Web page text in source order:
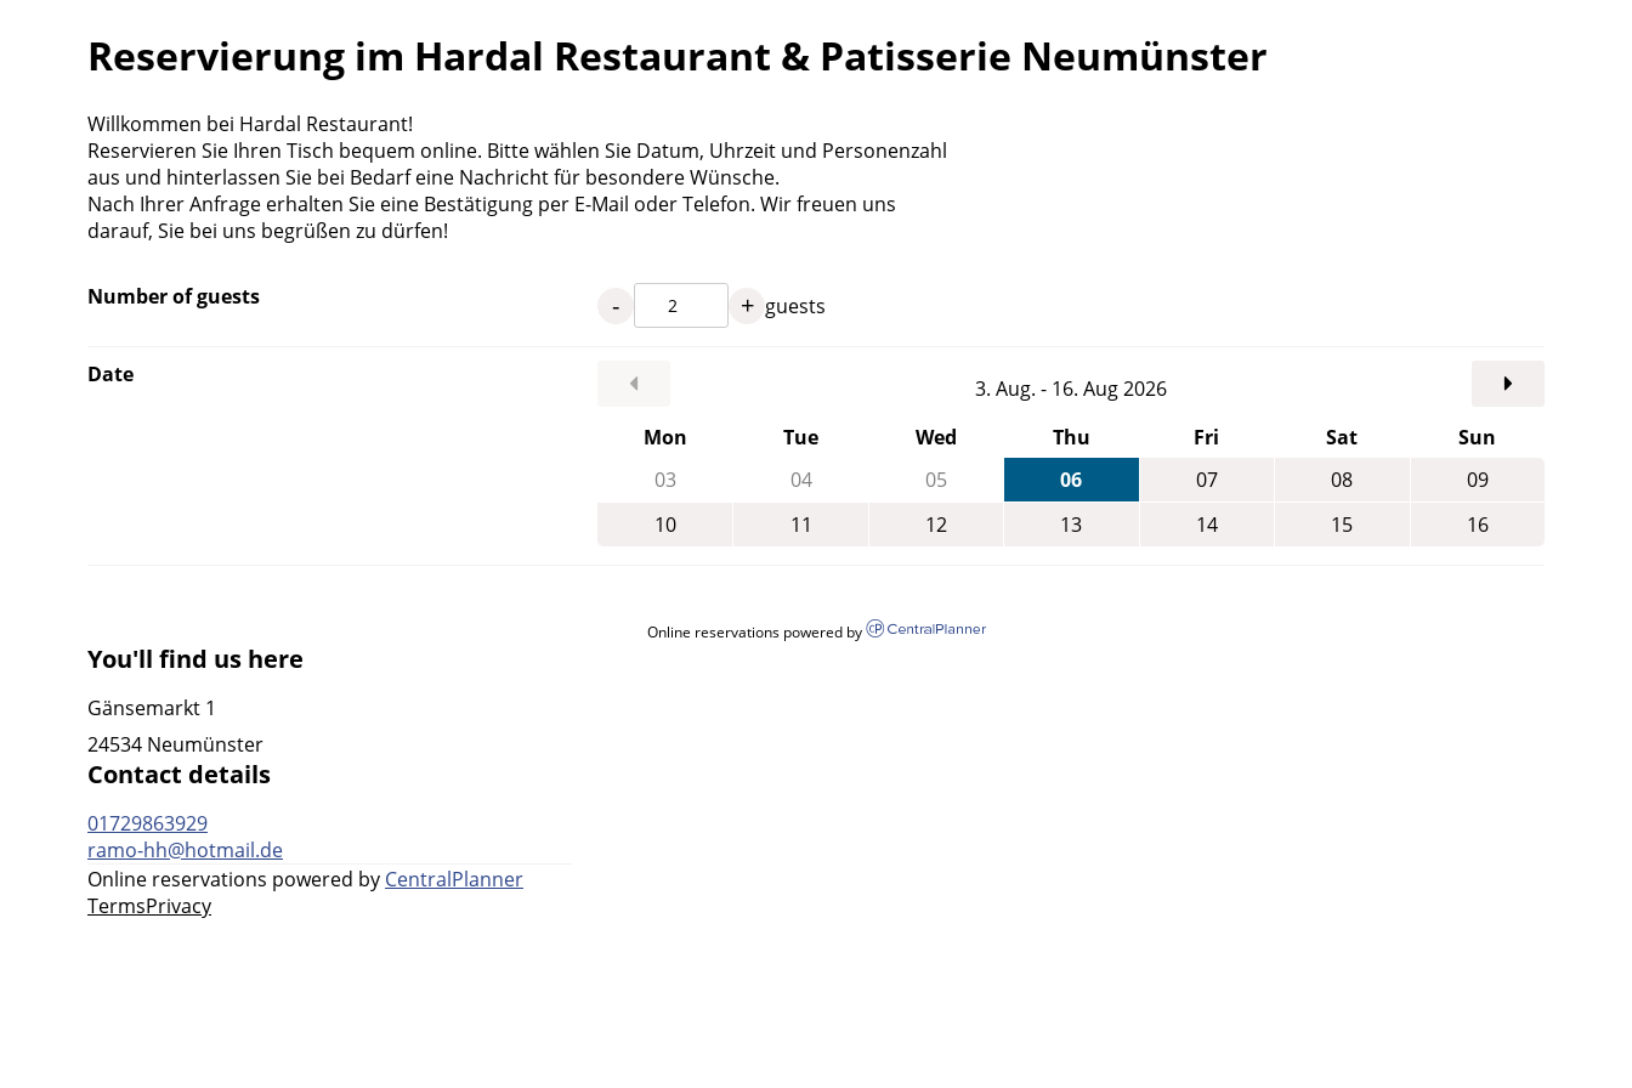
Reservierung im Hardal Restaurant & Patisserie Neumünster
Willkommen bei Hardal Restaurant!
Reservieren Sie Ihren Tisch bequem online. Bitte wählen Sie Datum, Uhrzeit und Personenzahl
aus und hinterlassen Sie bei Bedarf eine Nachricht für besondere Wünsche.
Nach Ihrer Anfrage erhalten Sie eine Bestätigung per E-Mail oder Telefon. Wir freuen uns
darauf, Sie bei uns begrüßen zu dürfen!
Number of guests - + guests
Date
3. Aug. - 16. Aug 2026
Mon
Tue Wed Thu Fri Sat
Sun
03
04 05 06 07 08
09
10
11 12 13 14 15 16
Online reservations powered by
You'll find us here
Gänsemarkt 1
24534 Neumünster
Contact details
01729863929
ramo-hh@hotmail.de
Online reservations powered by CentralPlanner
TermsPrivacy